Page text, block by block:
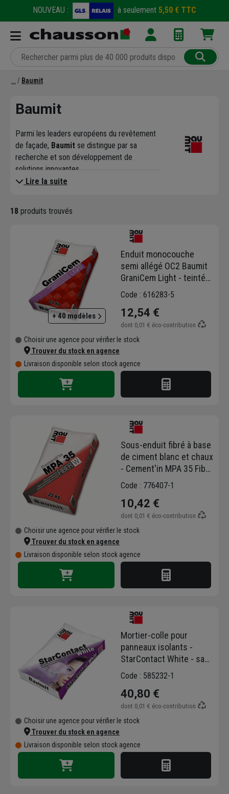
NOUVEAU : à seulement 5,50 € TTC
Baumit
Baumit
Parmi les leaders européens du revêtement
de façade, Baumit se distingue par sa
recherche et son développement de
solutions innovantes.
Cette entreprise de matériaux de
hydrauliques, les éléments de rénovation
Isolation Thermique par
l'Extérieur (ITE)
Elle propose également des matériaux
destinés aux
travaux de gros œuvre
comme le mortier, le béton, le sable ou le
Lire la suite
18 produits trouvés
+ 40 modèles
Enduit monocouche
semi allégé OC2 Baumit
GraniCem Light - teinté
Monaco - grain fin - 25
Code : 616283-5
12,54 €
dont 0,01 € éco-contribution
Choisir une agence pour vérifier le stock
Trouver du stock en agence
Livraison disponible selon stock agence
Sous-enduit fibré à base
de ciment blanc et chaux
- Cement'in MPA 35 Fiber
W - sac de 25 KG
Code : 776407-1
10,42 €
dont 0,01 € éco-contribution
Choisir une agence pour vérifier le stock
Trouver du stock en agence
Livraison disponible selon stock agence
Mortier-colle pour
panneaux isolants -
StarContact White - sac
de 25 kg
Code : 585232-1
40,80 €
dont 0,01 € éco-contribution
Choisir une agence pour vérifier le stock
Trouver du stock en agence
Livraison disponible selon stock agence